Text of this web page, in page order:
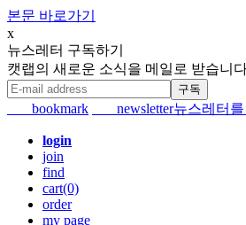
본문 바로가기
x
뉴스레터 구독하기
캣랩의 새로운 소식을 메일로 받습니
bookmark newsletter뉴스레터
login
join
find
cart(0)
order
my page